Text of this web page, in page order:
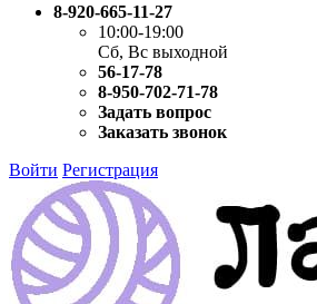
8-920-665-11-27
10:00-19:00
Сб, Вс выходной
56-17-78
8-950-702-71-78
Задать вопрос
Заказать звонок
Войти Регистрация